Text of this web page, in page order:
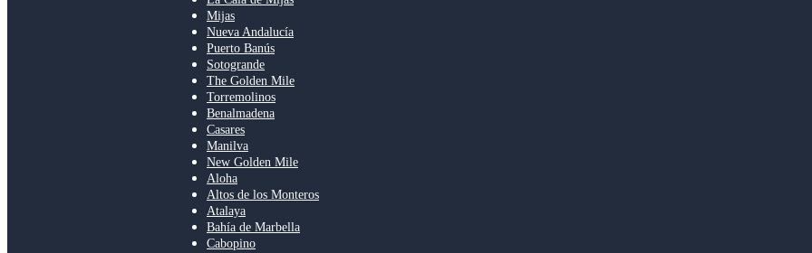
Mijas
Nueva Andalucía
Puerto Banús
Sotogrande
The Golden Mile
Torremolinos
Benalmadena
Casares
Manilva
New Golden Mile
Aloha
Altos de los Monteros
Atalaya
Bahía de Marbella
Cabopino